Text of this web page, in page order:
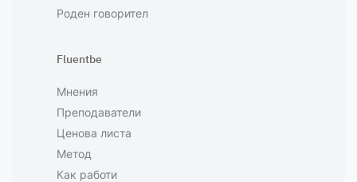
Роден говорител
Fluentbe
Мнения
Преподаватели
Ценова листа
Метод
Как работи